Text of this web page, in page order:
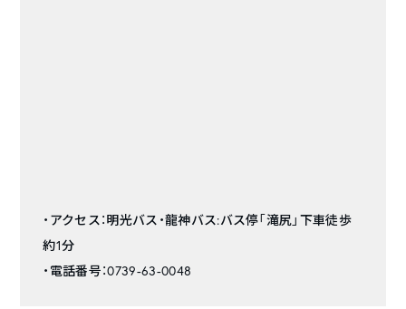
・アクセス：明光バス・龍神バス:バス停「滝尻」下車徒歩
約1分
・電話番号：0739-63-0048